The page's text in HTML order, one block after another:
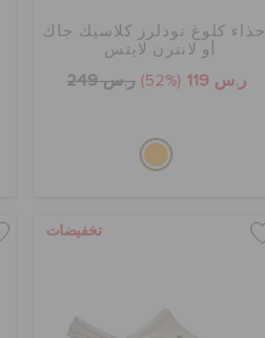
حذاء كلوغ تودلرز كلاسيك جاك
أو لانترن لايتس
ر.س 119 (52%) ر.س 249
تخفيضات